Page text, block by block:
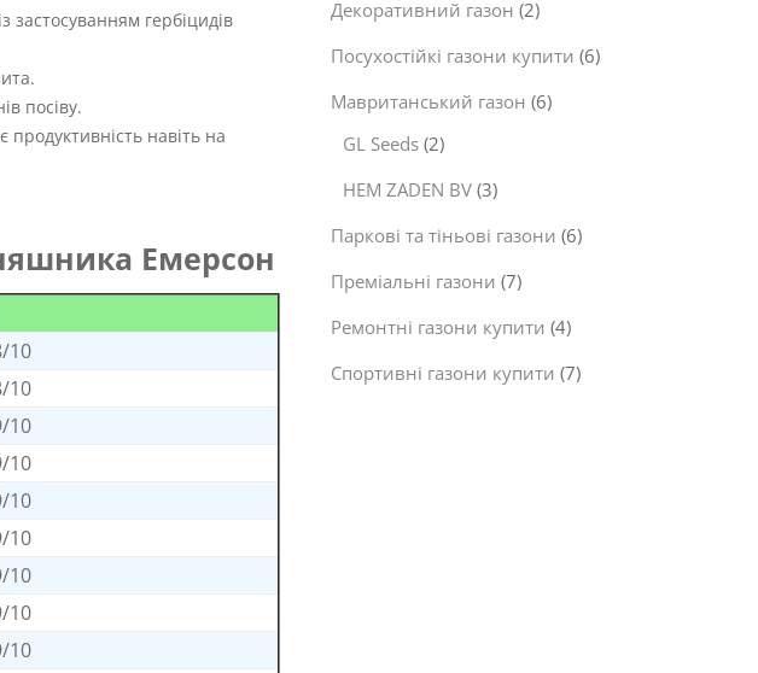
застосуванням гербіцидів
посіву.
навіть на
Емерсон
10
10
10
10
10
10
10
10
10
Декоративний газон (2)
Посухостійкі газони купити (6)
Мавританський газон (6)
GL Seeds (2)
HEM ZADEN BV (3)
Паркові та тіньові газони (6)
Преміальні газони (7)
Ремонтні газони купити (4)
Спортивні газони купити (7)